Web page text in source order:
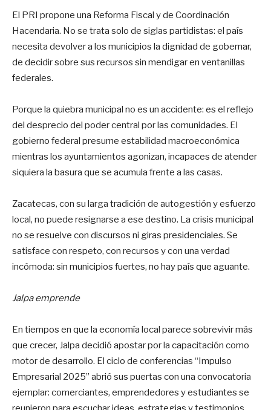
El PRI propone una Reforma Fiscal y de Coordinación
Hacendaria. No se trata solo de siglas partidistas: el país
necesita devolver a los municipios la dignidad de gobernar,
de decidir sobre sus recursos sin mendigar en ventanillas
federales.
Porque la quiebra municipal no es un accidente: es el reflejo
del desprecio del poder central por las comunidades. El
gobierno federal presume estabilidad macroeconómica
mientras los ayuntamientos agonizan, incapaces de atender
siquiera la basura que se acumula frente a las casas.
Zacatecas, con su larga tradición de autogestión y esfuerzo
local, no puede resignarse a ese destino. La crisis municipal
no se resuelve con discursos ni giras presidenciales. Se
satisface con respeto, con recursos y con una verdad
incómoda: sin municipios fuertes, no hay país que aguante.
Jalpa emprende
En tiempos en que la economía local parece sobrevivir más
que crecer, Jalpa decidió apostar por la capacitación como
motor de desarrollo. El ciclo de conferencias “Impulso
Empresarial 2025” abrió sus puertas con una convocatoria
ejemplar: comerciantes, emprendedores y estudiantes se